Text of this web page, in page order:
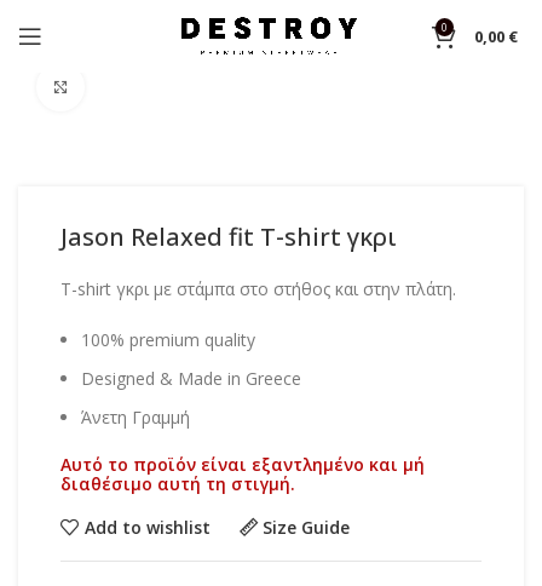
0 0,00 €
T-shirts
Jason Relaxed fit T-shirt γκρι
T-shirt γκρι με στάμπα στο στήθος και στην πλάτη.
100% premium quality
Designed & Made in Greece
Άνετη Γραμμή
Αυτό το προϊόν είναι εξαντλημένο και μή
διαθέσιμο αυτή τη στιγμή.
Add to wishlist
Size Guide